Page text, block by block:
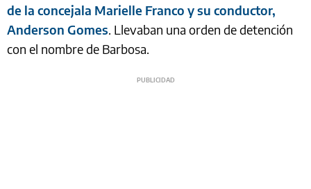
de la concejala Marielle Franco y su conductor,
Anderson Gomes. Llevaban una orden de detención
con el nombre de Barbosa.